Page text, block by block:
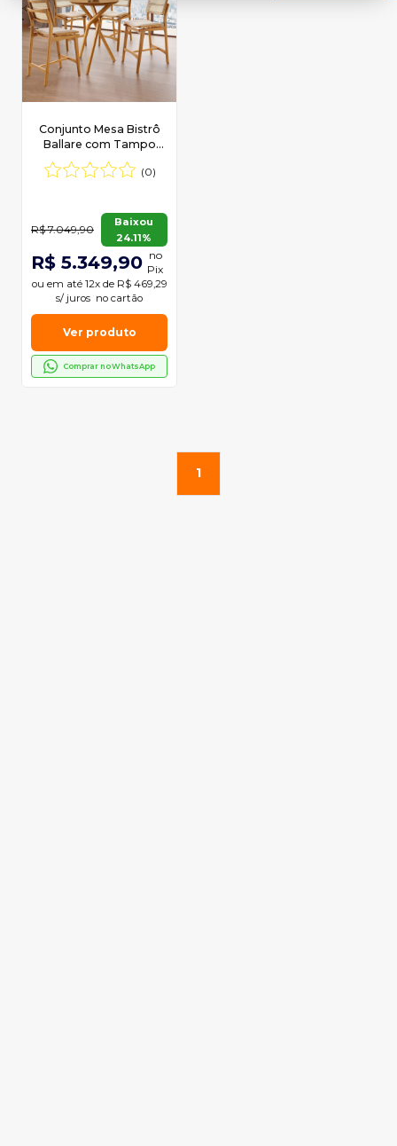
Conjunto Mesa Bistrô
Ballare com Tampo
60cm Redondo e 4
Banquetas Eva (0)
R$ 7.049,90
Baixou
24.11%
R$ 5.349,90 no
Pix
ou em até 12x de R$ 469,29
s/ juros no cartão
Ver produto
Comprar no WhatsApp
1